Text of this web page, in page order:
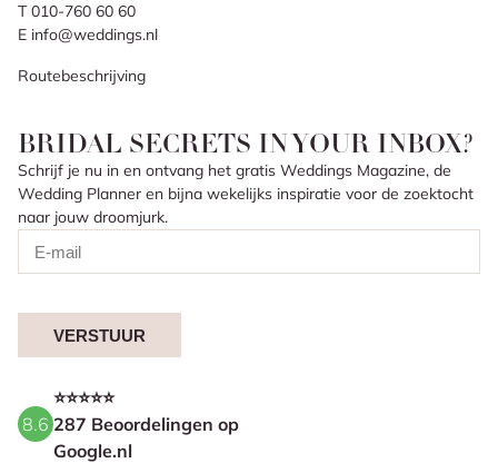
T 010-760 60 60
E info@weddings.nl
Routebeschrijving
BRIDAL SECRETS IN YOUR INBOX?
Schrijf je nu in en ontvang het gratis Weddings Magazine, de
Wedding Planner en bijna wekelijks inspiratie voor de zoektocht
naar jouw droomjurk.
VERSTUUR
8.6
⭐⭐⭐⭐⭐
287 Beoordelingen op
Google.nl